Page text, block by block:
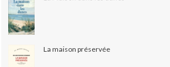
La maison préservée